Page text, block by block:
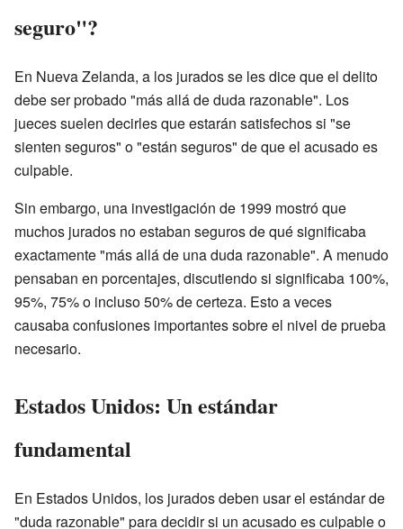
seguro"?
En Nueva Zelanda, a los jurados se les dice que el delito
debe ser probado "más allá de duda razonable". Los
jueces suelen decirles que estarán satisfechos si "se
sienten seguros" o "están seguros" de que el acusado es
culpable.
Sin embargo, una investigación de 1999 mostró que
muchos jurados no estaban seguros de qué significaba
exactamente "más allá de una duda razonable". A menudo
pensaban en porcentajes, discutiendo si significaba 100%,
95%, 75% o incluso 50% de certeza. Esto a veces
causaba confusiones importantes sobre el nivel de prueba
necesario.
Estados Unidos: Un estándar
fundamental
En Estados Unidos, los jurados deben usar el estándar de
"duda razonable" para decidir si un acusado es culpable o